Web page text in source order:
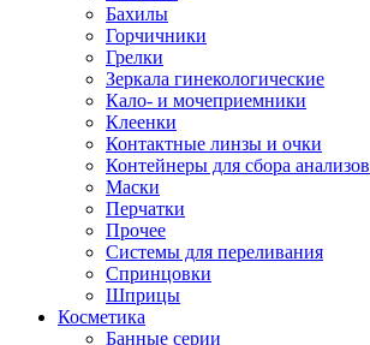
Бахилы
Горчичники
Грелки
Зеркала гинекологические
Кало- и мочеприемники
Клеенки
Контактные линзы и очки
Контейнеры для сбора анализов
Маски
Перчатки
Прочее
Системы для переливания
Спринцовки
Шприцы
Косметика
Банные серии